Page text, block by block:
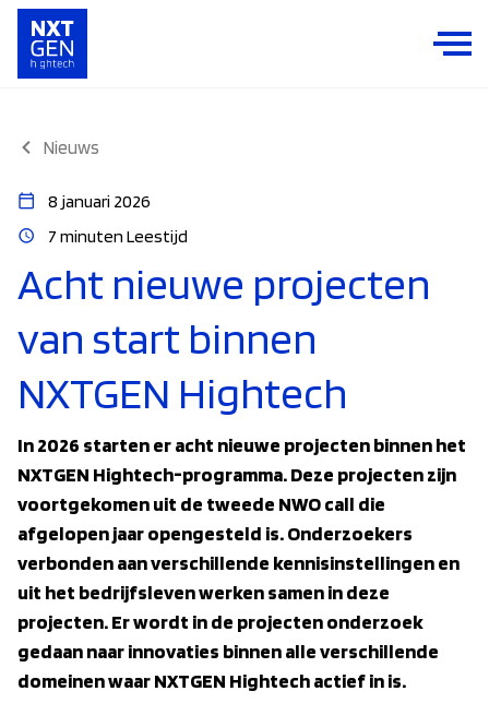
Nieuws
8 januari 2026
7 minuten Leestijd
Acht nieuwe projecten
van start binnen
NXTGEN Hightech
In 2026 starten er acht nieuwe projecten binnen het
NXTGEN Hightech-programma. Deze projecten zijn
voortgekomen uit de tweede NWO call die
afgelopen jaar opengesteld is. Onderzoekers
verbonden aan verschillende kennisinstellingen en
uit het bedrijfsleven werken samen in deze
projecten. Er wordt in de projecten onderzoek
gedaan naar innovaties binnen alle verschillende
domeinen waar NXTGEN Hightech actief in is.